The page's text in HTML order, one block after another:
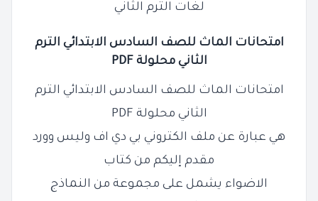
لغات الترم الثاني
امتحانات الماث للصف السادس الابتدائي الترم
الثاني محلولة PDF
امتحانات الماث للصف السادس الابتدائي الترم
الثاني محلولة PDF
هي عبارة عن ملف الكتروني بي دي اف وليس وورد
مقدم إليكم من كتاب
الاضواء يشمل على مجموعة من النماذج